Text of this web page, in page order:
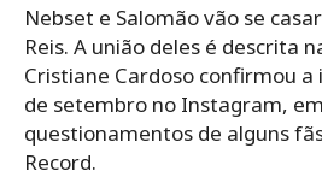
Nebset e Salomão vão se
Reis. A união deles é descrita
Cristiane Cardoso confirmou
de setembro no Instagram,
questionamentos de alguns
Record.